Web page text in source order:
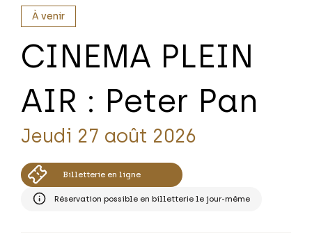
À venir
CINEMA PLEIN
AIR : Peter Pan
Jeudi 27 août 2026
Billetterie en ligne
Réservation possible en billetterie le jour-même